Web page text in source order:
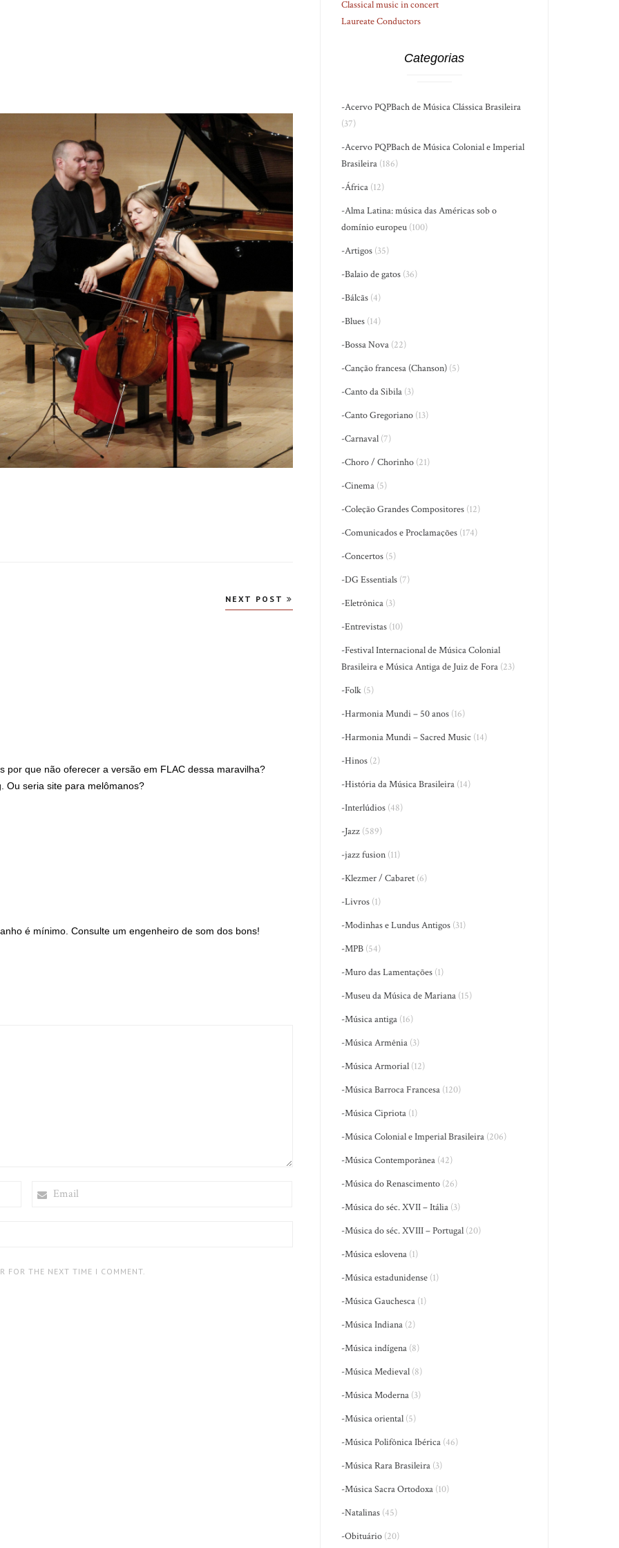
NEXT POST
por que não oferecer a versão em FLAC dessa maravilha?
Ou seria site para melômanos?
é mínimo. Consulte um engenheiro de som dos bons!
FOR THE NEXT TIME I COMMENT.
Classical music in concert
Laureate Conductors
Categorias
-Acervo PQPBach de Música Clássica Brasileira
(37)
-Acervo PQPBach de Música Colonial e Imperial
Brasileira (186)
-África (12)
-Alma Latina: música das Américas sob o
domínio europeu (100)
-Artigos (35)
-Balaio de gatos (36)
-Bálcãs (4)
-Blues (14)
-Bossa Nova (22)
-Canção francesa (Chanson) (5)
-Canto da Sibila (3)
-Canto Gregoriano (13)
-Carnaval (7)
-Choro / Chorinho (21)
-Cinema (5)
-Coleção Grandes Compositores (12)
-Comunicados e Proclamações (174)
-Concertos (5)
-DG Essentials (7)
-Eletrônica (3)
-Entrevistas (10)
-Festival Internacional de Música Colonial
Brasileira e Música Antiga de Juiz de Fora (23)
-Folk (5)
-Harmonia Mundi – 50 anos (16)
-Harmonia Mundi – Sacred Music (14)
-Hinos (2)
-História da Música Brasileira (14)
-Interlúdios (48)
-Jazz (589)
-jazz fusion (11)
-Klezmer / Cabaret (6)
-Livros (1)
-Modinhas e Lundus Antigos (31)
-MPB (54)
-Muro das Lamentações (1)
-Museu da Música de Mariana (15)
-Música antiga (16)
-Música Armênia (3)
-Música Armorial (12)
-Música Barroca Francesa (120)
-Música Cipriota (1)
-Música Colonial e Imperial Brasileira (206)
-Música Contemporânea (42)
-Música do Renascimento (26)
-Música do séc. XVII – Itália (3)
-Música do séc. XVIII – Portugal (20)
-Música eslovena (1)
-Música estadunidense (1)
-Música Gauchesca (1)
-Música Indiana (2)
-Música indígena (8)
-Música Medieval (8)
-Música Moderna (3)
-Música oriental (5)
-Música Polifônica Ibérica (46)
-Música Rara Brasileira (3)
-Música Sacra Ortodoxa (10)
-Natalinas (45)
-Obituário (20)